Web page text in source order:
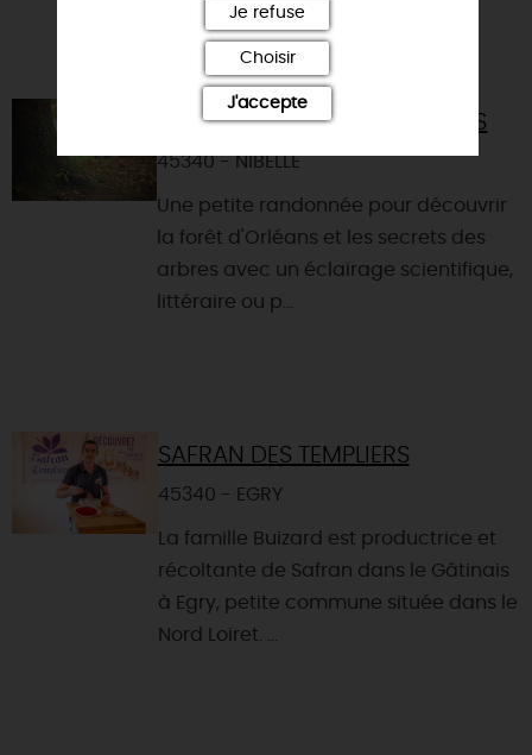
RENCONTRE AVEC LES ARBRES
45340 - NIBELLE
Une petite randonnée pour découvrir
la forêt d'Orléans et les secrets des
arbres avec un éclairage scientifique,
littéraire ou p...
SAFRAN DES TEMPLIERS
45340 - EGRY
La famille Buizard est productrice et
récoltante de Safran dans le Gâtinais
à Egry, petite commune située dans le
Nord Loiret. ...
Je refuse
Choisir
J'accepte